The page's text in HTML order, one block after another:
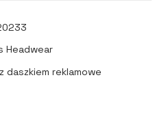
Headwear
daszkiem reklamowe